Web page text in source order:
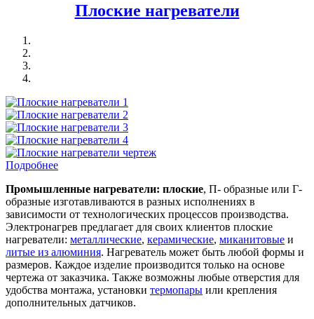
Плоские нагреватели
Подробнее
Промышленные нагреватели: плоские, П- образные или Г-
образные изготавливаются в разных исполнениях в
зависимости от технологических процессов производства.
Электронагрев предлагает для своих клиентов плоские
нагреватели: металлические, керамические, миканитовые и
литые из алюминия. Нагреватель может быть любой формы и
размеров. Каждое изделие производится только на основе
чертежа от заказчика. Также возможны любые отверстия для
удобства монтажа, установки термопары или крепления
дополнительных датчиков.